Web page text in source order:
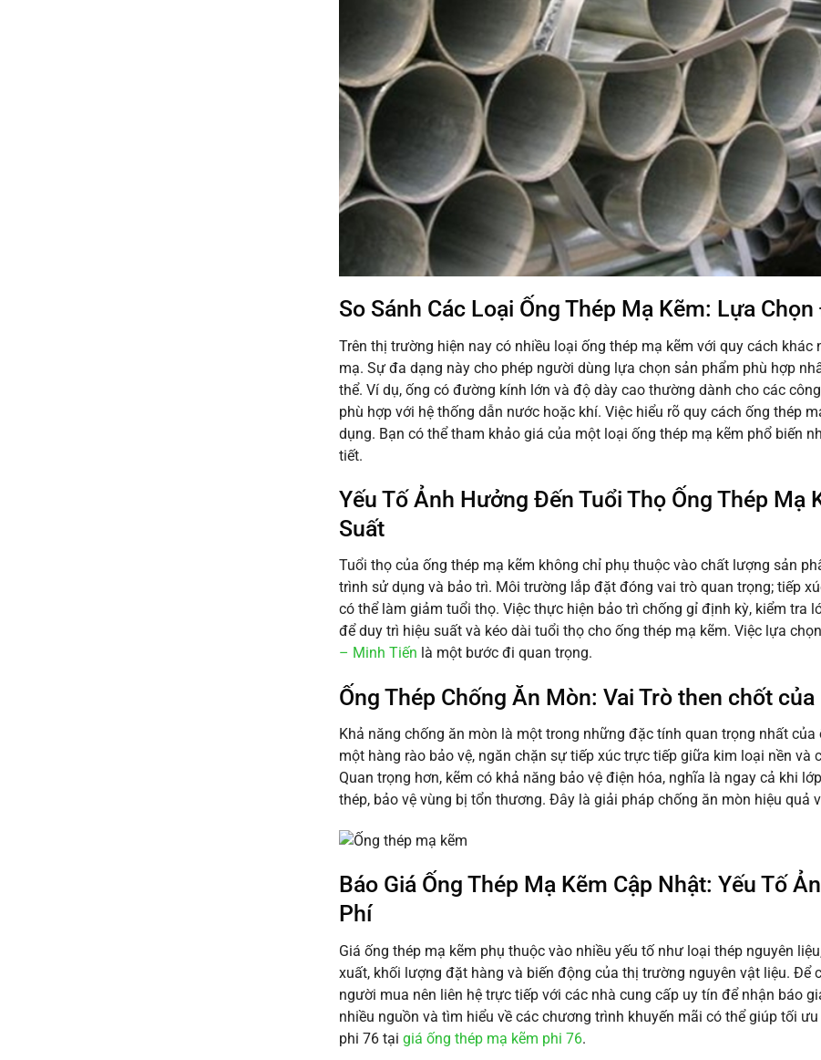
So Sánh Các Loại Ống Thép Mạ Kẽm: Lựa
Trên thị trường hiện nay có nhiều loại ống thép mạ kẽm với quy cách
mạ. Sự đa dạng này cho phép người dùng lựa chọn sản phẩm phù hợp
thể. Ví dụ, ống có đường kính lớn và độ dày cao thường dành cho các
phù hợp với hệ thống dẫn nước hoặc khí. Việc hiểu rõ quy cách ống thép
dụng. Bạn có thể tham khảo giá của một loại ống thép mạ kẽm phổ biến
tiết.
Yếu Tố Ảnh Hưởng Đến Tuổi Thọ Ống Thép Mạ
Suất
Tuổi thọ của ống thép mạ kẽm không chỉ phụ thuộc vào chất lượng sản
trình sử dụng và bảo trì. Môi trường lắp đặt đóng vai trò quan trọng; tiếp
có thể làm giảm tuổi thọ. Việc thực hiện bảo trì chống gỉ định kỳ, kiểm tra
để duy trì hiệu suất và kéo dài tuổi thọ cho ống thép mạ kẽm. Việc lựa
– Minh Tiến là một bước đi quan trọng.
Ống Thép Chống Ăn Mòn: Vai Trò then chốt
Khả năng chống ăn mòn là một trong những đặc tính quan trọng nhất
một hàng rào bảo vệ, ngăn chặn sự tiếp xúc trực tiếp giữa kim loại nền và
Quan trọng hơn, kẽm có khả năng bảo vệ điện hóa, nghĩa là ngay cả khi
thép, bảo vệ vùng bị tổn thương. Đây là giải pháp chống ăn mòn hiệu quả
Báo Giá Ống Thép Mạ Kẽm Cập Nhật: Yếu Tố
Phí
Giá ống thép mạ kẽm phụ thuộc vào nhiều yếu tố như loại thép nguyên
xuất, khối lượng đặt hàng và biến động của thị trường nguyên vật liệu. Để
người mua nên liên hệ trực tiếp với các nhà cung cấp uy tín để nhận báo
nhiều nguồn và tìm hiểu về các chương trình khuyến mãi có thể giúp tối
phi 76 tại giá ống thép mạ kẽm phi 76.